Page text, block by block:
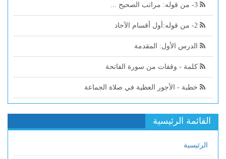
الدرس الأول: المقدمة
كلمة - وقفات من سورة الفاتحة
خطبة - الأجور العظية في صلاة الجماعة
القائمة الرئيسية
الرئيسية